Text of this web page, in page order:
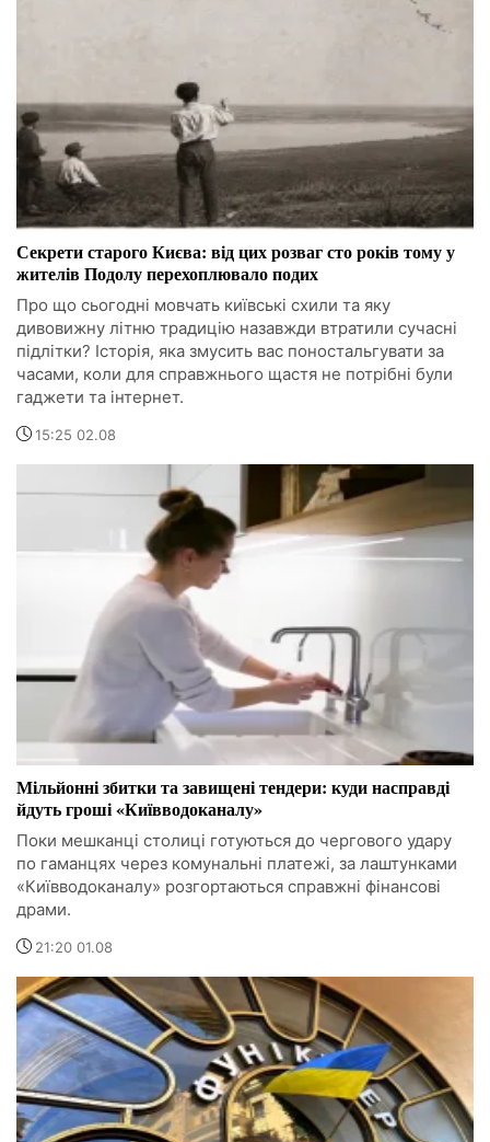
Секрети старого Києва: від цих розваг сто років тому у
жителів Подолу перехоплювало подих
Про що сьогодні мовчать київські схили та яку
дивовижну літню традицію назавжди втратили сучасні
підлітки? Історія, яка змусить вас поностальгувати за
часами, коли для справжнього щастя не потрібні були
гаджети та інтернет.
15:25 02.08
Мільйонні збитки та завищені тендери: куди насправді
йдуть гроші «Київводоканалу»
Поки мешканці столиці готуються до чергового удару
по гаманцях через комунальні платежі, за лаштунками
«Київводоканалу» розгортаються справжні фінансові
драми.
21:20 01.08